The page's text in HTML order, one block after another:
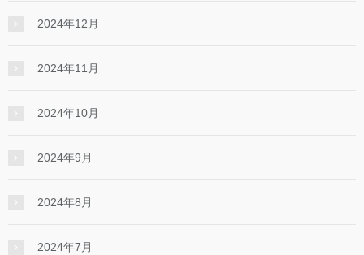
2024年12月
2024年11月
2024年10月
2024年9月
2024年8月
2024年7月